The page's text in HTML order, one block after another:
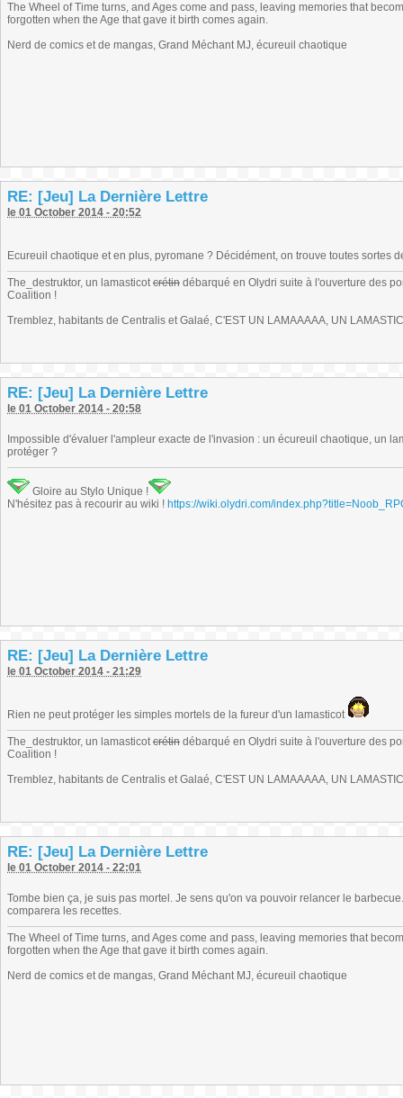
The Wheel of Time turns, and Ages come and pass, leaving memories that
forgotten when the Age that gave it birth comes again.
Nerd de comics et de mangas, Grand Méchant MJ, écureuil chaotique
RE: [Jeu] La Dernière Lettre
le 01 October 2014 - 20:52
Ecureuil chaotique et en plus, pyromane ? Décidément, on trouve toutes sortes
The_destruktor, un lamasticotcrétin débarqué en Olydri suite à l'ouverture des
Coalition !
Tremblez, habitants de Centralis et Galaé, C'EST UN LAMAAAAA, UN
RE: [Jeu] La Dernière Lettre
le 01 October 2014 - 20:58
Impossible d'évaluer l'ampleur exacte de l'invasion : un écureuil chaotique, un
protéger ?
Gloire au Stylo Unique !
N'hésitez pas à recourir au wiki ! https://wiki.olydri.com/
RE: [Jeu] La Dernière Lettre
le 01 October 2014 - 21:29
Rien ne peut protéger les simples mortels de la fureur d'un lamasticot
The_destruktor, un lamasticotcrétin débarqué en Olydri suite à l'ouverture des
Coalition !
Tremblez, habitants de Centralis et Galaé, C'EST UN LAMAAAAA, UN
RE: [Jeu] La Dernière Lettre
le 01 October 2014 - 22:01
Tombe bien ça, je suis pas mortel. Je sens qu'on va pouvoir relancer le
comparera les recettes.
The Wheel of Time turns, and Ages come and pass, leaving memories that
forgotten when the Age that gave it birth comes again.
Nerd de comics et de mangas, Grand Méchant MJ, écureuil chaotique